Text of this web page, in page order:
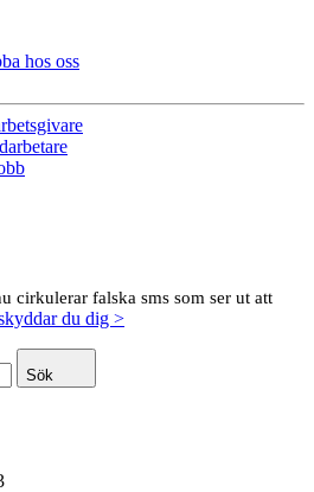
hos oss
cirkulerar falska sms som ser ut att
du dig >
Sök